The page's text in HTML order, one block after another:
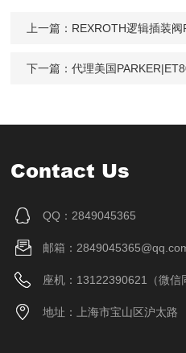
上一篇： REXROTH逻辑插装
下一篇：代理美国
Contact Us
QQ：2849045365
邮箱：
座机：13122390621（微信
地址：上海市宝山区沪太路